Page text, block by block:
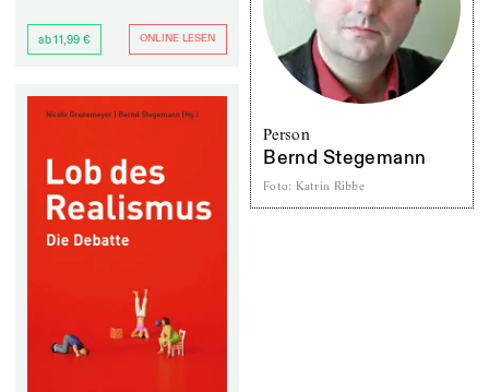
ab 11,99 € ONLINE LESEN
Person
Bernd Stegemann
Foto: Katrin Ribbe